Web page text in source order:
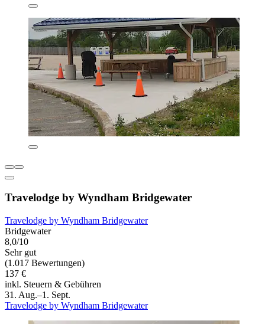
Travelodge by Wyndham Bridgewater
Travelodge by Wyndham Bridgewater
Bridgewater
8,0/10
Sehr gut
(1.017 Bewertungen)
137 €
inkl. Steuern & Gebühren
31. Aug.–1. Sept.
Travelodge by Wyndham Bridgewater